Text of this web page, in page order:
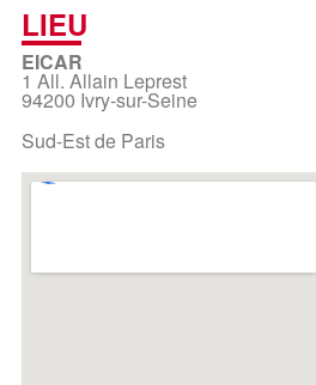
LIEU
EICAR
1 All. Allain Leprest
94200 Ivry-sur-Seine
Sud-Est de Paris